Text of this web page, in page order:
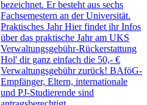
bezeichnet. Er besteht aus sechs
Fachsemestern an der Universität.
Praktisches Jahr Hier findet ihr Infos
über das praktische Jahr am UKS
Verwaltungsgebühr-Rückerstattung
Hol' dir ganz einfach die 50,- €
Verwaltungsgebühr zurück! BAföG-
Empfänger, Eltern, internationale
und PJ-Studierende sind